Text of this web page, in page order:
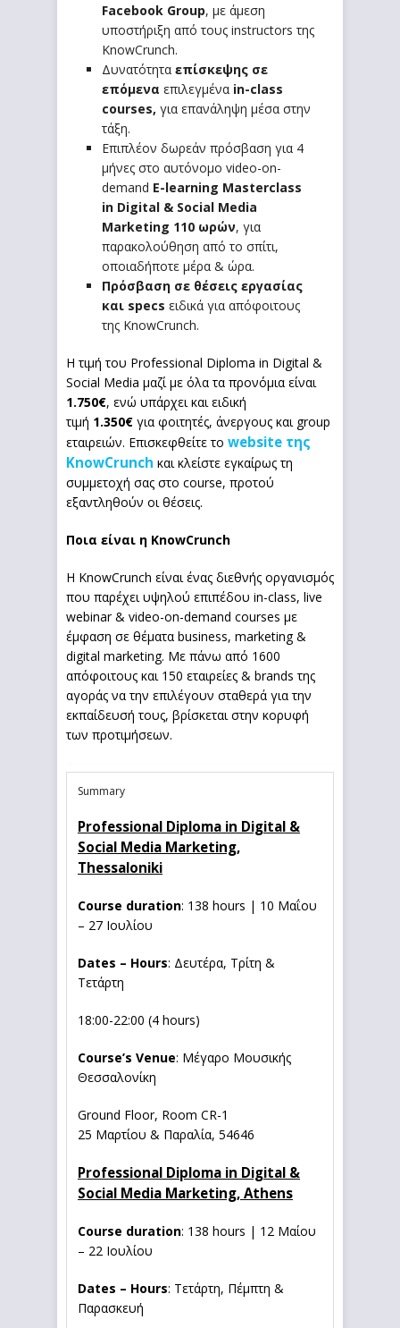
Facebook Group, με άμεση
υποστήριξη από τους instructors της
KnowCrunch.
Δυνατότητα επίσκεψης σε
επόμενα επιλεγμένα in-class
courses, για επανάληψη μέσα στην
τάξη.
Επιπλέον δωρεάν πρόσβαση για 4
μήνες στο αυτόνομο video-on-
demand E-learning Masterclass
in Digital & Social Media
Marketing 110 ωρών, για
παρακολούθηση από το σπίτι,
οποιαδήποτε μέρα & ώρα.
Πρόσβαση σε θέσεις εργασίας
και specs ειδικά για απόφοιτους
της KnowCrunch.
Η τιμή του Professional Diploma in Digital &
Social Media μαζί με όλα τα προνόμια είναι
1.750€, ενώ υπάρχει και ειδική
τιμή 1.350€ για φοιτητές, άνεργους και group
εταιρειών. Επισκεφθείτε το website της
KnowCrunch και κλείστε εγκαίρως τη
συμμετοχή σας στο course, προτού
εξαντληθούν οι θέσεις.
Ποια είναι η KnowCrunch
Η KnowCrunch είναι ένας διεθνής οργανισμός
που παρέχει υψηλού επιπέδου in-class, live
webinar & video-on-demand courses με
έμφαση σε θέματα business, marketing &
digital marketing. Με πάνω από 1600
απόφοιτους και 150 εταιρείες & brands της
αγοράς να την επιλέγουν σταθερά για την
εκπαίδευσή τους, βρίσκεται στην κορυφή
των προτιμήσεων.
Summary
Professional Diploma in Digital &
Social Media Marketing,
Thessaloniki
Course duration: 138 hours | 10 Μαΐου
– 27 Ιουλίου
Dates – Hours: Δευτέρα, Τρίτη &
Τετάρτη
18:00-22:00 (4 hours)
Course’s Venue: Μέγαρο Μουσικής
Θεσσαλονίκη
Ground Floor, Room CR-1
25 Μαρτίου & Παραλία, 54646
Professional Diploma in Digital &
Social Media Marketing, Athens
Course duration: 138 hours | 12 Μαίου
– 22 Ιουλίου
Dates – Hours: Τετάρτη, Πέμπτη &
Παρασκευή